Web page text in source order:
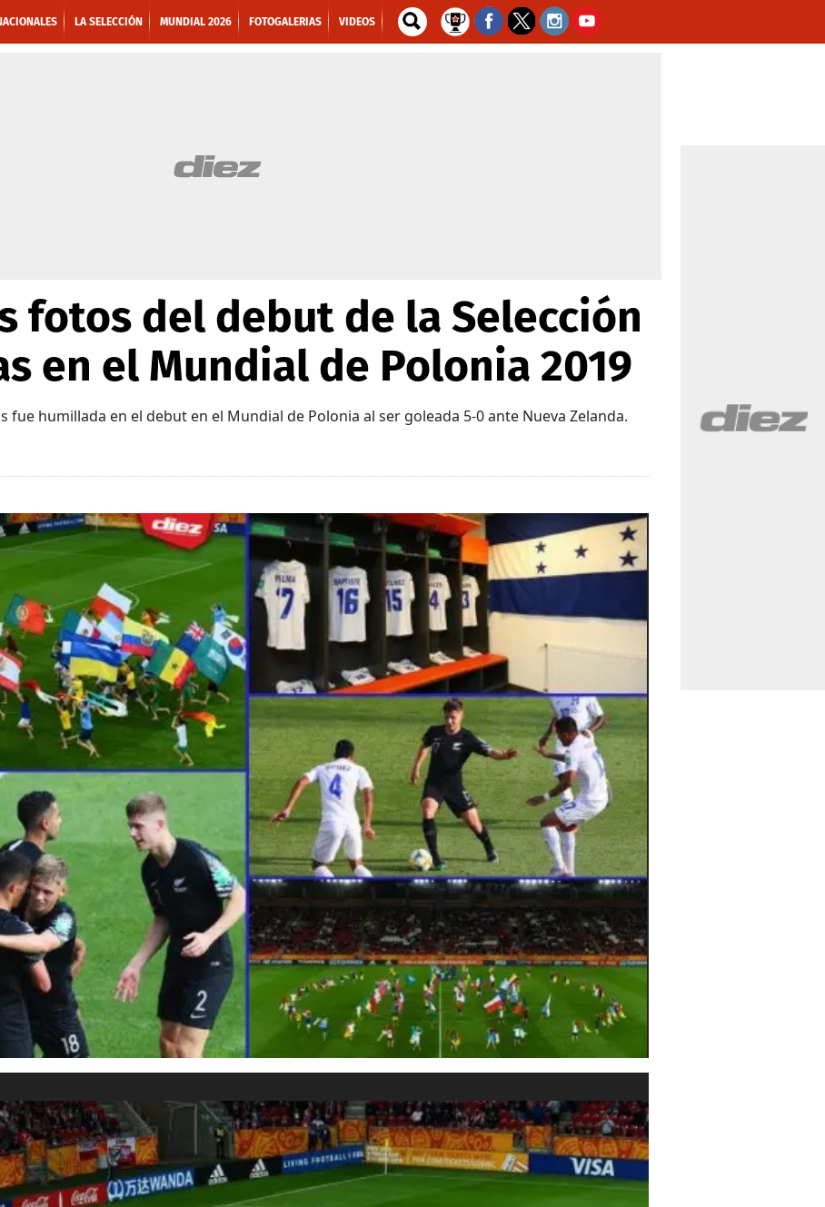
LA SELECCIÓN MUNDIAL 2026 FOTOGALERIAS VIDEOS
fotos del debut de la Selección
en el Mundial de Polonia 2019
fue humillada en el debut en el Mundial de Polonia al ser goleada 5-0 ante Nueva Zelanda.